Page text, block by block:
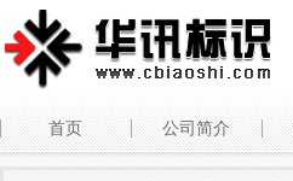
首页 公司简介